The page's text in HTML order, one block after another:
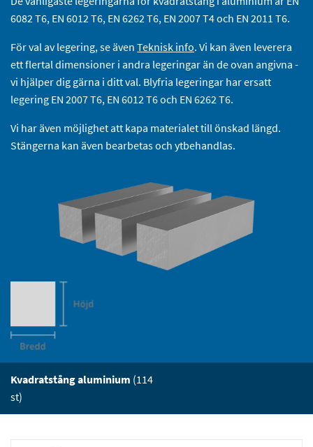
6082 T6, EN 6012 T6, EN 6262 T6, EN 2007 T4 och EN 2011 T6.
För val av legering, se även Teknisk info. Vi kan även leverera
ett flertal dimensioner i andra legeringar än de ovan angivna -
vi hjälper dig gärna i ditt val. Blyfria legeringar har ersatt
legering EN 2007 T6, EN 6012 T6 och EN 6262 T6.
Vi har även möjlighet att kapa materialet till önskad längd.
Stängerna kan även bearbetas och ytbehandlas.
Kvadratstång aluminium (114
st)